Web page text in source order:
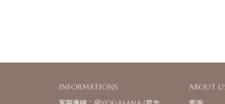
Informations About